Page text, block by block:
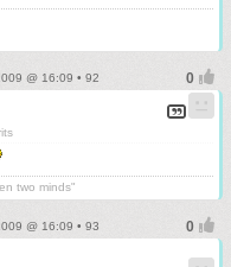
@ 16:09 • 92
two minds"
@ 16:09 • 93